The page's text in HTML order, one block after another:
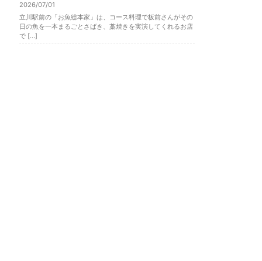
2026/07/01
立川駅前の「お魚総本家」は、コース料理で板前さんがその
日の魚を一本まるごとさばき、藁焼きを実演してくれるお店
で […]